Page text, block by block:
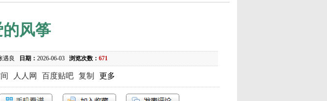
风筝
遇良 日期： 2026-06-03 浏览次数： 671
人人网 百度贴吧 复制 更多